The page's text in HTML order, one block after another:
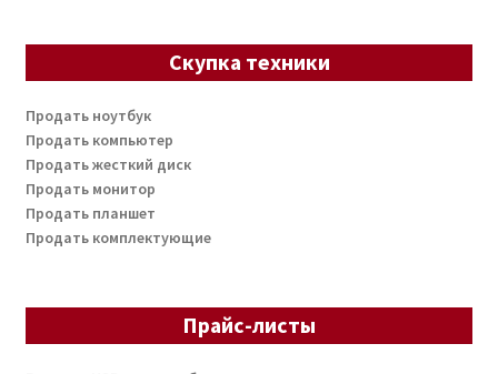
Скупка техники
Продать ноутбук
Продать компьютер
Продать жесткий диск
Продать монитор
Продать планшет
Продать комплектующие
Прайс-листы